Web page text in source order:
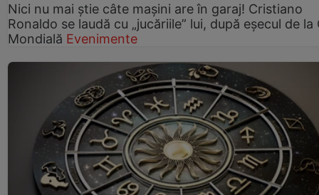
Nici nu mai știe câte mașini are în garaj! Cristiano
Ronaldo se laudă cu „jucăriile” lui, după eșecul de la
Mondială Evenimente